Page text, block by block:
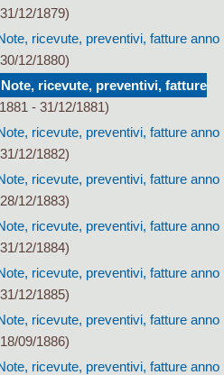
12/1879)
ricevute, preventivi, fatture anno
12/1880)
Note, ricevute, preventivi, fatture
- 31/12/1881)
ricevute, preventivi, fatture anno
12/1882)
ricevute, preventivi, fatture anno
12/1883)
ricevute, preventivi, fatture anno
12/1884)
ricevute, preventivi, fatture anno
12/1885)
ricevute, preventivi, fatture anno
09/1886)
ricevute, preventivi, fatture anno